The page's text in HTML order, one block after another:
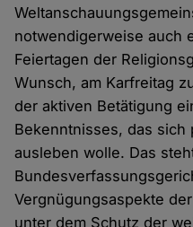
notwendigerweise auch
Feiertagen der
Wunsch, am Karfreitag
der aktiven Betätigung
Bekenntnisses, das sich
ausleben wolle. Das
Vergnügungsaspekte
unter dem Schutz der